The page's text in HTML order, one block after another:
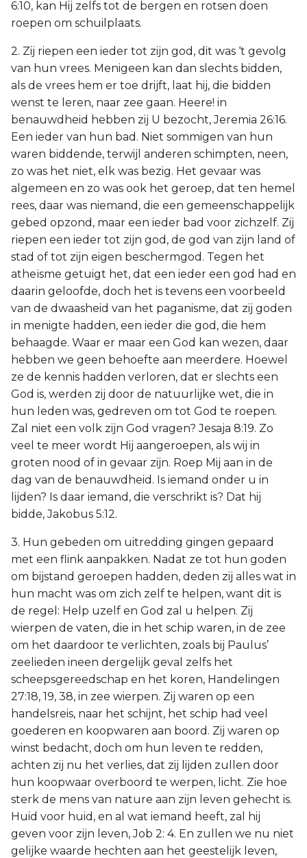
6:10, kan Hij zelfs tot de bergen en rotsen doen
roepen om schuilplaats.
2. Zij riepen een ieder tot zijn god, dit was ‘t gevolg
van hun vrees. Menigeen kan dan slechts bidden,
als de vrees hem er toe drijft, laat hij, die bidden
wenst te leren, naar zee gaan. Heere! in
benauwdheid hebben zij U bezocht, Jeremia 26:16.
Een ieder van hun bad. Niet sommigen van hun
waren biddende, terwijl anderen schimpten, neen,
zo was het niet, elk was bezig. Het gevaar was
algemeen en zo was ook het geroep, dat ten hemel
rees, daar was niemand, die een gemeenschappelijk
gebed opzond, maar een ieder bad voor zichzelf. Zij
riepen een ieder tot zijn god, de god van zijn land of
stad of tot zijn eigen beschermgod. Tegen het
atheïsme getuigt het, dat een ieder een god had en
daarin geloofde, doch het is tevens een voorbeeld
van de dwaasheid van het paganisme, dat zij goden
in menigte hadden, een ieder die god, die hem
behaagde. Waar er maar een God kan wezen, daar
hebben we geen behoefte aan meerdere. Hoewel
ze de kennis hadden verloren, dat er slechts een
God is, werden zij door de natuurlijke wet, die in
hun leden was, gedreven om tot God te roepen.
Zal niet een volk zijn God vragen? Jesaja 8:19. Zo
veel te meer wordt Hij aangeroepen, als wij in
groten nood of in gevaar zijn. Roep Mij aan in de
dag van de benauwdheid. Is iemand onder u in
lijden? Is daar iemand, die verschrikt is? Dat hij
bidde, Jakobus 5:12.
3. Hun gebeden om uitredding gingen gepaard
met een flink aanpakken. Nadat ze tot hun goden
om bijstand geroepen hadden, deden zij alles wat in
hun macht was om zich zelf te helpen, want dit is
de regel: Help uzelf en God zal u helpen. Zij
wierpen de vaten, die in het schip waren, in de zee
om het daardoor te verlichten, zoals bij Paulus’
zeelieden ineen dergelijk geval zelfs het
scheepsgereedschap en het koren, Handelingen
27:18, 19, 38, in zee wierpen. Zij waren op een
handelsreis, naar het schijnt, het schip had veel
goederen en koopwaren aan boord. Zij waren op
winst bedacht, doch om hun leven te redden,
achten zij nu het verlies, dat zij lijden zullen door
hun koopwaar overboord te werpen, licht. Zie hoe
sterk de mens van nature aan zijn leven gehecht is.
Huid voor huid, en al wat iemand heeft, zal hij
geven voor zijn leven, Job 2: 4. En zullen we nu niet
gelijke waarde hechten aan het geestelijk leven,